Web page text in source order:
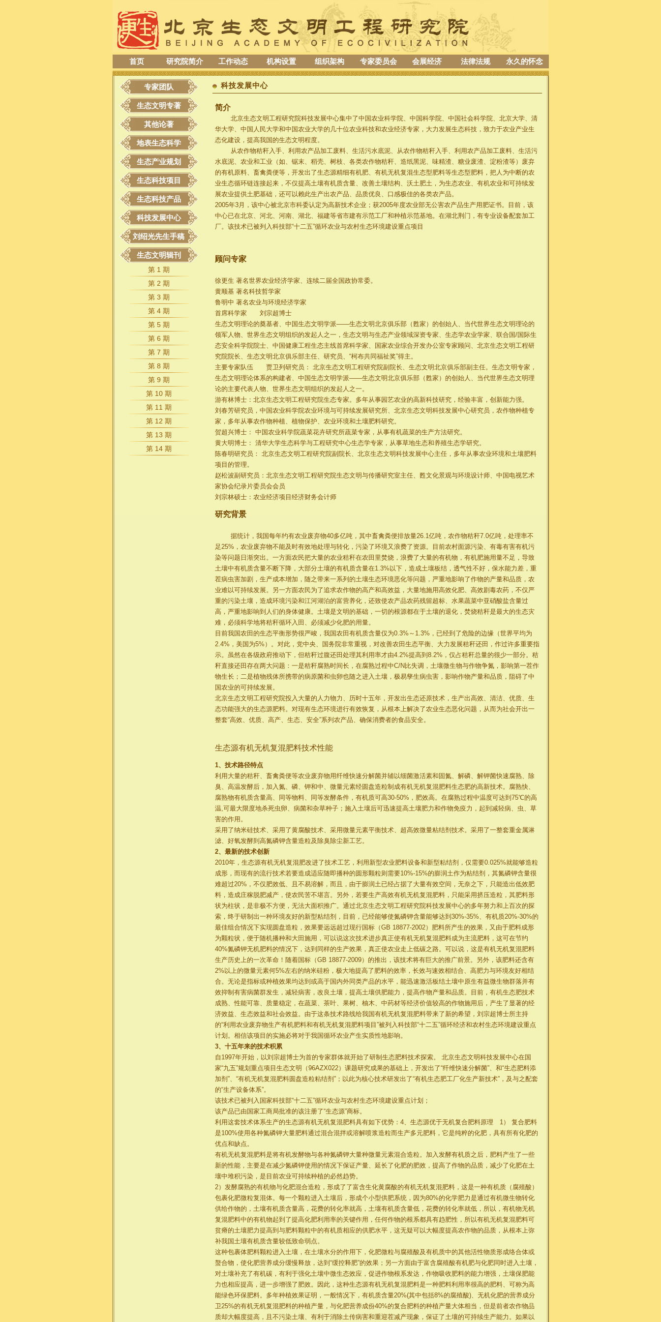
首页 研究院简介 工作动态 机构设置 组织架构 专家委员会 会展经济 法律法规 永久的怀念
专家团队
生态文明专著
其他论著
地表生态科学
生态产业规划
生态科技项目
生态科技产品
科技发展中心
刘绍光先生手稿
生态文明辑刊
第 1 期
第 2 期
第 3 期
第 4 期
第 5 期
第 6 期
第 7 期
第 8 期
第 9 期
第 10 期
第 11 期
第 12 期
第 13 期
第 14 期
科技发展中心
简介
北京生态文明工程研究院科技发展中心集中了中国农业科学院、中国科学院、中国社会科学院、北京大学、清
华大学、中国人民大学和中国农业大学的几十位农业科技和农业经济专家，大力发展生态科技，致力于农业产业生
态化建设，提高我国的生态文明程度。
从农作物秸秆入手、利用农产品加工废料、生活污水底泥、从农作物秸秆入手、利用农产品加工废料、生活污
水底泥、农业和工业（如、锯末、稻壳、树枝、各类农作物秸秆、造纸黑泥、味精渣、糖业废渣、淀粉渣等）废弃
的有机原料、畜禽粪便等，开发出了生态源精细有机肥、有机无机复混生态型肥料等生态型肥料，把人为中断的农
业生态循环链连接起来，不仅提高土壤有机质含量、改善土壤结构、沃土肥土，为生态农业、有机农业和可持续发
展农业提供土肥基础，还可以赖此生产出农产品、品质优良、口感极佳的各类农产品。
2005年3月，该中心被北京市科委认定为高新技术企业；获2005年度农业部无公害农产品生产用肥证书。目前，该
中心已在北京、河北、河南、湖北、福建等省市建有示范工厂和种植示范基地。在湖北荆门，有专业设备配套加工
厂。该技术已被列入科技部“十二五”循环农业与农村生态环境建设重点项目
顾问专家
徐更生 著名世界农业经济学家、连续二届全国政协常委。
黄顺基 著名科技哲学家
鲁明中 著名农业与环境经济学家
首席科学家 刘宗超博士
生态文明理论的奠基者、中国生态文明学派——生态文明北京俱乐部（甦家）的创始人、当代世界生态文明理论的
领军人物、世界生态文明组织的发起人之一，生态文明与生态产业领域深资专家、生态学农业学家、联合国/国际生
态安全科学院院士、中国健康工程生态主线首席科学家、国家农业综合开发办公室专家顾问、北京生态文明工程研
究院院长、生态文明北京俱乐部主任、研究员、“柯布共同福祉奖”得主。
主要专家队伍 贾卫列研究员： 北京生态文明工程研究院副院长、生态文明北京俱乐部副主任。生态文明专家，
生态文明理论体系的构建者、中国生态文明学派——生态文明北京俱乐部（甦家）的创始人、当代世界生态文明理
论的主要代表人物、世界生态文明组织的发起人之一。
游有林博士：北京生态文明工程研究院生态专家。多年从事园艺农业的高新科技研究，经验丰富，创新能力强。
刘春芳研究员，中国农业科学院农业环境与可持续发展研究所、北京生态文明科技发展中心研究员，农作物种植专
家，多年从事农作物种植、植物保护、农业环境和土壤肥料研究。
贺超兴博士： 中国农业科学院蔬菜花卉研究所蔬菜专家，从事有机蔬菜的生产方法研究。
黄大明博士： 清华大学生态科学与工程研究中心生态学专家，从事草地生态和养殖生态学研究。
陈春明研究员： 北京生态文明工程研究院副院长、北京生态文明科技发展中心主任，多年从事农业环境和土壤肥料
项目的管理。
赵松波副研究员：北京生态文明工程研究院生态文明与传播研究室主任、甦文化景观与环境设计师、中国电视艺术
家协会纪录片委员会会员
刘宗林硕士：农业经济项目经济财务会计师
研究背景
据统计，我国每年约有农业废弃物40多亿吨，其中畜禽粪便排放量26.1亿吨，农作物秸秆7.0亿吨，处理率不
足25%，农业废弃物不能及时有效地处理与转化，污染了环境又浪费了资源。目前农村面源污染、有毒有害有机污
染等问题日渐突出。一方面农民把大量的农业秸秆在农田里焚烧，浪费了大量的有机物，有机肥施用量不足，导致
土壤中有机质含量不断下降，大部分土壤的有机质含量在1.3%以下，造成土壤板结，透气性不好，保水能力差，重
茬病虫害加剧，生产成本增加，随之带来一系列的土壤生态环境恶化等问题，严重地影响了作物的产量和品质，农
业难以可持续发展。另一方面农民为了追求农作物的高产和高效益，大量地施用高效化肥、高效剧毒农药，不仅严
重的污染土壤，造成环境污染和江河湖泊的富营养化，还致使农产品农药残留超标、水果蔬菜中亚硝酸盐含量过
高，严重地影响到人们的身体健康。土壤是文明的基础，一切的根源都在于土壤的退化，焚烧秸秆是最大的生态灾
难，必须科学地将秸秆循环入田、必须减少化肥的用量。
目前我国农田的生态平衡形势很严峻，我国农田有机质含量仅为0.3%～1.3%，已经到了危险的边缘（世界平均为
2.4%，美国为5%）。对此，党中央、国务院非常重视，对改善农田生态平衡、大力发展秸秆还田，作过许多重要指
示。虽然在各级政府推动下，但秸秆过腹还田处理其利用率才由4.2%提高到8.2%，仅占秸秆总量的很少一部分。秸
秆直接还田存在两大问题：一是秸秆腐熟时间长，在腐熟过程中C/N比失调，土壤微生物与作物争氮，影响第一茬作
物生长；二是植物残体所携带的病原菌和虫卵也随之进入土壤，极易孳生病虫害，影响作物产量和品质，阻碍了中
国农业的可持续发展。
北京生态文明工程研究院投入大量的人力物力、历时十五年，开发出生态还原技术，生产出高效、清洁、优质、生
态功能强大的生态源肥料。对现有生态环境进行有效恢复，从根本上解决了农业生态恶化问题，从而为社会开出一
整套“高效、优质、高产、生态、安全”系列农产品、确保消费者的食品安全。
生态源有机无机复混肥料技术性能
1、技术路径特点
利用大量的秸秆、畜禽粪便等农业废弃物用纤维快速分解菌并辅以细菌激活素和固氮、解磷、解钾菌快速腐熟、除
臭、高温发酵后，加入氮、磷、钾和中、微量元素经圆盘造粒制成有机无机复混肥料生态肥的高新技术。腐熟快、
腐熟物有机质含量高、同等物料、同等发酵条件，有机质可高30-50%，肥效高。在腐熟过程中温度可达到75℃的高
温,可最大限度地杀死虫卵、病菌和杂草种子；施入土壤后可迅速提高土壤肥力和作物免疫力，起到减轻病、虫、草
害的作用。
采用了纳米硅技术、采用了黄腐酸技术、采用微量元素平衡技术、超高效微量粘结剂技术。采用了一整套重金属淋
滤、好氧发酵到高氮磷钾含量造粒及除臭除尘新工艺。
2、最新的技术创新
2010年，生态源有机无机复混肥改进了技术工艺，利用新型农业肥料设备和新型粘结剂，仅需要0.025%就能够造粒
成形，而现有的流行技术若要造成适应随即播种的圆形颗粒则需要10%-15%的膨润土作为粘结剂，其氮磷钾含量很
难超过20%，不仅肥效低、且不易溶解，而且，由于膨润土已经占据了大量有效空间，无奈之下，只能造出低效肥
料，造成庄稼脱肥减产，使农民苦不堪言。另外，若要生产高效有机无机复混肥料，只能采用挤压造粒，其肥料形
状为柱状，是非极不方便，无法大面积推广。通过北京生态文明工程研究院科技发展中心的多年努力和上百次的探
索，终于研制出一种环境友好的新型粘结剂，目前，已经能够使氮磷钾含量能够达到30%-35%、有机质20%-30%的
最佳组合情况下实现圆盘造粒，效果要远远超过现行国标（GB 18877-2002）肥料所产生的效果，又由于肥料成形
为颗粒状，便于随机播种和大田施用，可以说这次技术进步真正使有机无机复混肥料成为主流肥料，这可在节约
40%氮磷钾无机肥料的情况下，达到同样的生产效果，真正使农业走上低碳之路。可以说，这是有机无机复混肥料
生产历史上的一次革命！随着国标（GB 18877-2009）的推出，该技术将有巨大的推广前景。另外，该肥料还含有
2%以上的微量元素何5%左右的纳米硅粉，极大地提高了肥料的效率，长效与速效相结合、高肥力与环境友好相结
合。无论是指标或种植效果均达到或高于国内外同类产品的水平，能迅速激活板结土壤中原生有益微生物群落并有
效抑制有害病菌群发生，减轻病害，改良土壤，提高土壤供肥能力，提高作物产量和品质。目前，有机生态肥技术
成熟、性能可靠、质量稳定，在蔬菜、茶叶、果树、柚木、中药材等经济价值较高的作物施用后，产生了显著的经
济效益、生态效益和社会效益。由于这条技术路线给我国有机无机复混肥料带来了新的希望，刘宗超博士所主持
的“利用农业废弃物生产有机肥料和有机无机复混肥料项目”被列入科技部“十二五”循环经济和农村生态环境建设重点
计划。相信该项目的实施必将对于我国循环农业产生实质性地影响。
3、十五年来的技术积累
自1997年开始，以刘宗超博士为首的专家群体就开始了研制生态肥料技术探索。 北京生态文明科技发展中心在国
家“九五”规划重点项目生态文明（96AZX022）课题研究成果的基础上，开发出了“纤维快速分解菌”、和“生态肥料添
加剂”、“有机无机复混肥料圆盘造粒粘结剂”；以此为核心技术研发出了“有机生态肥工厂化生产新技术”，及与之配套
的“生产设备体系”。
该技术已被列入国家科技部“十二五”循环农业与农村生态环境建设重点计划；
该产品已由国家工商局批准的该注册了“生态源”商标。
利用这套技术体系生产的生态源有机无机复混肥料具有如下优势：4、生态源优于无机复合肥料原理 1） 复合肥料
是100%使用各种氮磷钾大量肥料通过混合混拌或溶解喷浆造粒而生产多元肥料，它是纯粹的化肥，具有所有化肥的
优点和缺点。
有机无机复混肥料是将有机发酵物与各种氮磷钾大量种微量元素混合造粒。加入发酵有机质之后，肥料产生了一些
新的性能，主要是在减少氮磷钾使用的情况下保证产量、延长了化肥的肥效，提高了作物的品质，减少了化肥在土
壤中堆积污染，是目前农业可持续种植的必然趋势。
2）发酵腐熟的有机物与化肥混合造粒，形成了了富含生化黄腐酸的有机无机复混肥料，这是一种有机质（腐殖酸）
包裹化肥微粒复混体。每一个颗粒进入土壤后，形成个小型供肥系统，因为80%的化学肥力是通过有机微生物转化
供给作物的，土壤有机质含量高，花费的转化率就高，土壤有机质含量低，花费的转化率就低，所以，有机物无机
复混肥料中的有机物起到了提高化肥利用率的关键作用，任何作物的根系都具有趋肥性，所以有机无机复混肥料可
贫瘠的土壤肥力提高到与肥料颗粒中的有机质相应的供肥水平，这无疑可以大幅度提高农作物的品质，从根本上弥
补我国土壤有机质含量较低致命弱点。
这种包裹体肥料颗粒进入土壤，在土壤水分的作用下，化肥微粒与腐殖酸及有机质中的其他活性物质形成络合体或
螯合物，使化肥营养成分缓慢释放，达到“缓控释肥”的效果；另一方面由于富含腐殖酸有机肥与化肥同时进入土壤，
对土壤补充了有机碳，有利于强化土壤中微生态效应，促进作物根系发达，作物吸收肥料的能力增强，土壤保肥能
力也相应提高，进一步增强了肥效。因此，这种生态源有机无机复混肥料是一种肥料利用率很高的肥料、可称为高
能绿色环保肥料。多年种植效果证明，一般情况下，有机质含量20%(其中包括8%的腐殖酸)、无机化肥的营养成分
卫25%的有机无机复混肥料的种植产量，与化肥营养成份40%的复合肥料的种植产量大体相当，但是前者农作物品
质却大幅度提高，且不污染土壤、有利于消除土传病害和重迎茬减产现象，保证了土壤的可持续生产能力。如果以